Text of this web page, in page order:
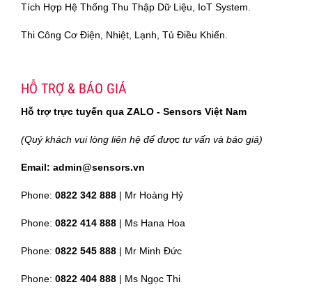
Tích Hợp Hệ Thống Thu Thập Dữ Liệu, IoT System.
Thi Công Cơ Điện, Nhiệt, Lạnh, Tủ Điều Khiển.
HỖ TRỢ & BÁO GIÁ
Hỗ trợ trực tuyến qua ZALO - Sensors Việt Nam
(Quý khách vui lòng liên hệ để được tư vấn và báo giá)
Email: admin@sensors.vn
Phone: 0822 342 888 | Mr Hoàng Hỷ
Phone: 0822 414 888 | Ms Hana Hoa
Phone: 0822 545 888 | Mr Minh Đức
Phone: 0822 404 888 | Ms Ngọc Thi